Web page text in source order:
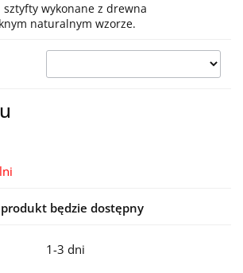
wykonane z drewna
naturalnym wzorze.
będzie dostępny
1-3 dni